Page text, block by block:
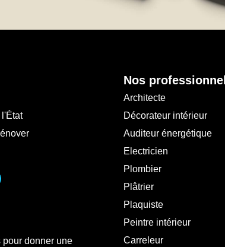
pour donner une
Nos
Architecte
Décorateur intérieur
Auditeur énergétique
Electricien
Plombier
Plâtrier
Plaquiste
Peintre intérieur
Carreleur